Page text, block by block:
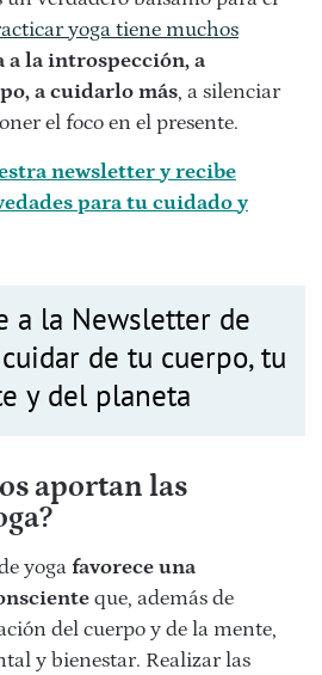
yoga tiene muchos
a la introspección, a
a cuidarlo más, a silenciar
el foco en el presente.
newsletter y recibe
para tu cuidado y
a la Newsletter de
de tu cuerpo, tu
y del planeta
aportan las
yoga favorece una
que, además de
del cuerpo y de la mente,
y bienestar. Realizar las